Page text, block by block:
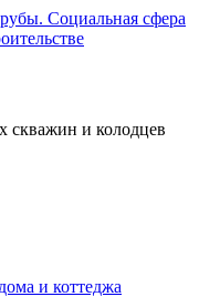
Социальная сфера
скважин и колодцев
и коттеджа